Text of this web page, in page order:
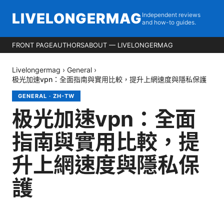
LIVELONGERMAG Independent reviews
and how-to guides.
FRONT PAGEAUTHORSABOUT — LIVELONGERMAG
Livelongermag › General ›
极光加速vpn：全面指南與實用比較，提升上網速度與隱私保護
GENERAL · ZH-TW
极光加速vpn：全面
指南與實用比較，提
升上網速度與隱私保
護